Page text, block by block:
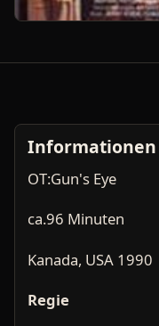
Informationen
OT:Gun's Eye
ca.96 Minuten
Kanada, USA 1990
Regie